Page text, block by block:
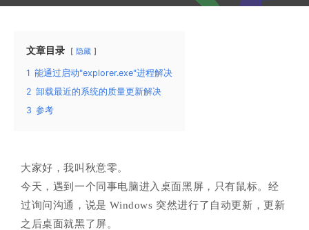
文章目录 隐藏
1 能通过启动"explorer.exe"进程解决
2 卸载最近的系统的质量更新解决
3 参考
大家好，我叫秋意零。
今天，遇到一个同事电脑进入桌面黑屏，只有鼠标。经
过询问沟通，说是 Windows 突然进行了自动更新，更新
之后桌面就黑了屏。